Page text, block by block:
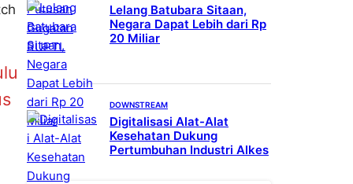
Lelang Batubara Sitaan,
Negara Dapat Lebih dari Rp
20 Miliar
DOWNSTREAM
Digitalisasi Alat-Alat
Kesehatan Dukung
Pertumbuhan Industri Alkes